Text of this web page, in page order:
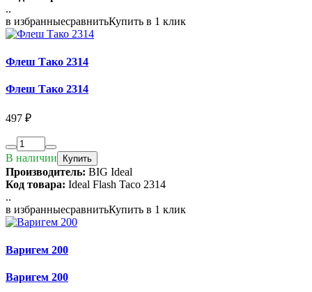
..
в избранныесравнитьКупить в 1 клик
Флеш Тако 2314
Флеш Тако 2314
497 ₽
В наличии Купить
Производитель: BIG Ideal
Код товара: Ideal Flash Taco 2314
..
в избранныесравнитьКупить в 1 клик
Варигем 200
Варигем 200